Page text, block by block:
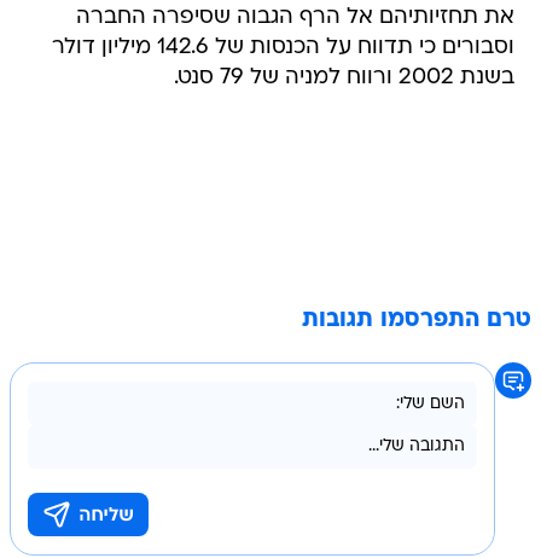
את תחזיותיהם אל הרף הגבוה שסיפרה החברה
וסבורים כי תדווח על הכנסות של 142.6 מיליון דולר
בשנת 2002 ורווח למניה של 79 סנט.
טרם התפרסמו תגובות